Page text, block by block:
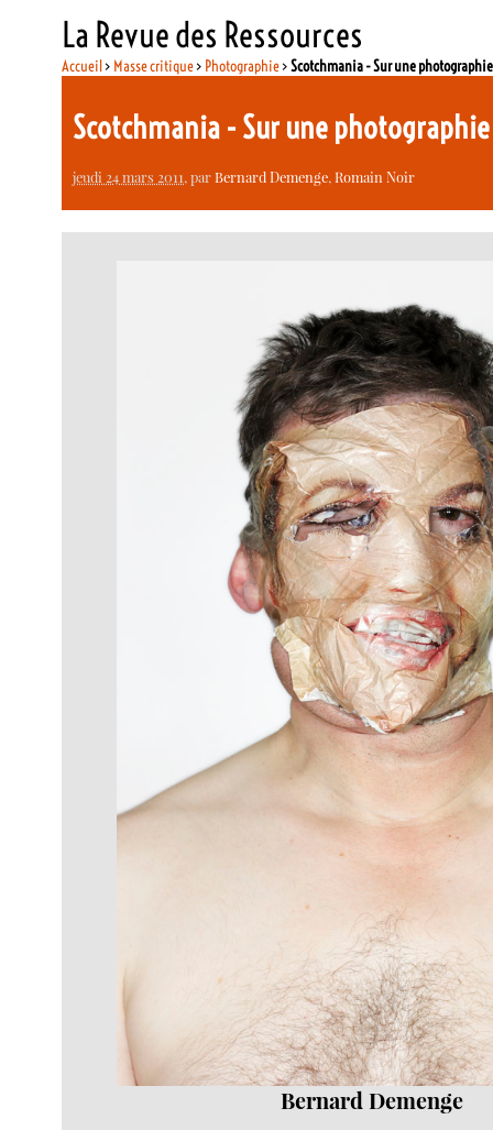
La Revue des Ressources
Accueil> Masse critique> Photographie>Scotchmania - Sur une
Scotchmania - Sur une
jeudi 24 mars 2011, parBernard Demenge,Romain Noir
Bernard Demenge